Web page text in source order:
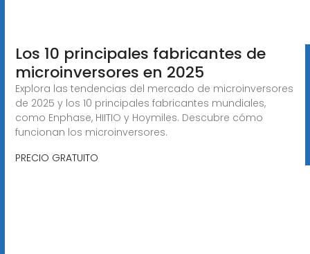
Los 10 principales fabricantes de
microinversores en 2025
Explora las tendencias del mercado de microinversores
de 2025 y los 10 principales fabricantes mundiales,
como Enphase, HIITIO y Hoymiles. Descubre cómo
funcionan los microinversores.
PRECIO GRATUITO